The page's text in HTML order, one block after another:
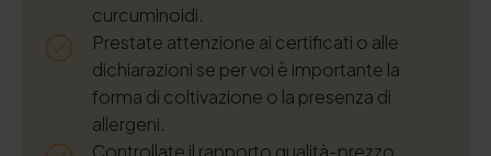
curcuminoidi.
Prestate attenzione ai certificati o alle
dichiarazioni se per voi è importante la
forma di coltivazione o la presenza di
allergeni.
Controllate il rapporto qualità-prezzo.